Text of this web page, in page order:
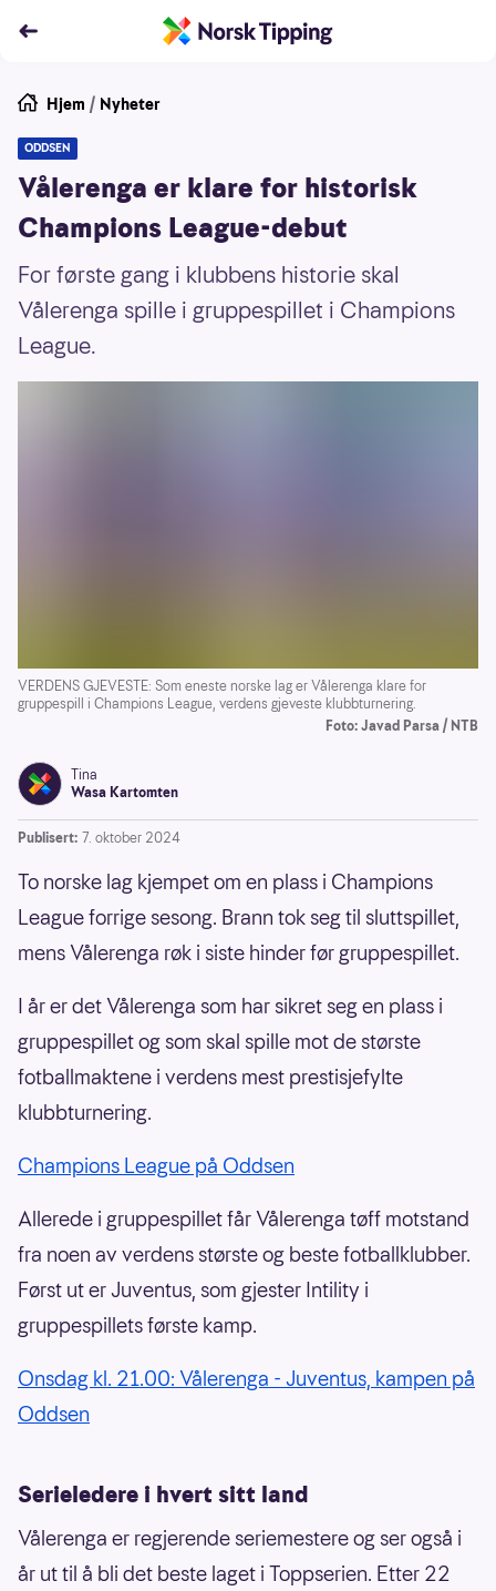
Hjem / Nyheter
ODDSEN
Vålerenga er klare for historisk
Champions League-debut
For første gang i klubbens historie skal
Vålerenga spille i gruppespillet i Champions
League.
VERDENS GJEVESTE: Som eneste norske lag er Vålerenga klare for
gruppespill i Champions League, verdens gjeveste klubbturnering.
Foto: Javad Parsa / NTB
Tina
Wasa Kartomten
Publisert: 7. oktober 2024
To norske lag kjempet om en plass i Champions
League forrige sesong. Brann tok seg til sluttspillet,
mens Vålerenga røk i siste hinder før gruppespillet.
I år er det Vålerenga som har sikret seg en plass i
gruppespillet og som skal spille mot de største
fotballmaktene i verdens mest prestisjefylte
klubbturnering.
Champions League på Oddsen
Allerede i gruppespillet får Vålerenga tøff motstand
fra noen av verdens største og beste fotballklubber.
Først ut er Juventus, som gjester Intility i
gruppespillets første kamp.
Onsdag kl. 21.00: Vålerenga - Juventus, kampen på
Oddsen
Serieledere i hvert sitt land
Vålerenga er regjerende seriemestere og ser også i
år ut til å bli det beste laget i Toppserien. Etter 22